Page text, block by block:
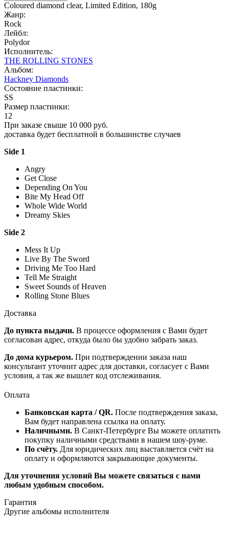
Coloured diamond clear, Limited Edition, 180g
Жанр:
Rock
Лейбл:
Polydor
Исполнитель:
THE ROLLING STONES
Альбом:
Hackney Diamonds
Состояние пластинки:
SS
Размер пластинки:
12
При заказе свыше 10 000 руб.
доставка будет бесплатной в большинстве случаев
Side 1
Angry
Get Close
Depending On You
Bite My Head Off
Whole Wide World
Dreamy Skies
Side 2
Mess It Up
Live By The Sword
Driving Me Too Hard
Tell Me Straight
Sweet Sounds of Heaven
Rolling Stone Blues
Доставка
До пункта выдачи. В процессе оформления с Вами будет
согласован адрес, откуда было бы удобно забрать заказ.
До дома курьером. При подтверждении заказа наш
консультант уточнит адрес для доставки, согласует с Вами
условия, а так же вышлет код отслеживания.
Оплата
Банковская карта / QR. После подтверждения заказа,
Вам будет направлена ссылка на оплату.
Наличными. В Санкт-Петербурге Вы можете оплатить
покупку наличными средствами в нашем шоу-руме.
По счёту. Для юридических лиц выставляется счёт на
оплату и оформляются закрывающие документы.
Для уточнения условий Вы можете связаться с нами
любым удобным способом.
Гарантия
Другие альбомы исполнителя